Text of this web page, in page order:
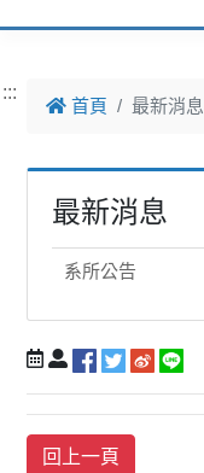
:::
首頁 最新消息
最新消息
系所公告